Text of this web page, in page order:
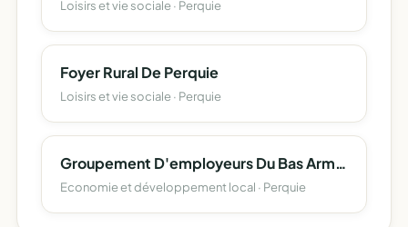
Loisirs et vie sociale · Perquie
Foyer Rural De Perquie
Loisirs et vie sociale · Perquie
Groupement D'employeurs Du Bas Armagnac
Economie et développement local · Perquie